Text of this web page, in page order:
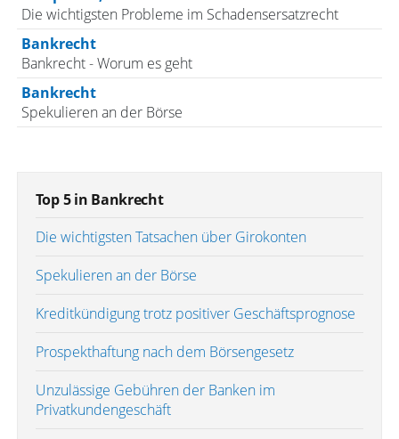
Die wichtigsten Probleme im Schadensersatzrecht
Bankrecht
Bankrecht - Worum es geht
Bankrecht
Spekulieren an der Börse
Top 5 in Bankrecht
Die wichtigsten Tatsachen über Girokonten
Spekulieren an der Börse
Kreditkündigung trotz positiver Geschäftsprognose
Prospekthaftung nach dem Börsengesetz
Unzulässige Gebühren der Banken im
Privatkundengeschäft